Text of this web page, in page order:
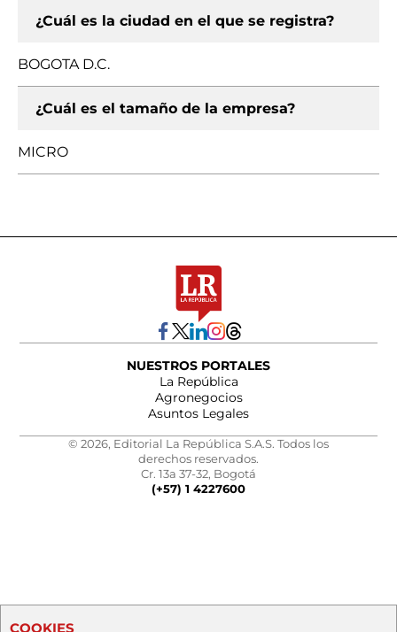
¿Cuál es la ciudad en el que se registra?
BOGOTA D.C.
¿Cuál es el tamaño de la empresa?
MICRO
NUESTROS PORTALES
La República
Agronegocios
Asuntos Legales
© 2026, Editorial La República S.A.S. Todos los
derechos reservados.
Cr. 13a 37-32, Bogotá
(+57) 1 4227600
COOKIES